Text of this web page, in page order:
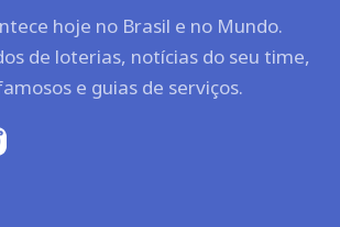
hoje no Brasil e no Mundo.
de loterias, notícias do seu time,
e guias de serviços.